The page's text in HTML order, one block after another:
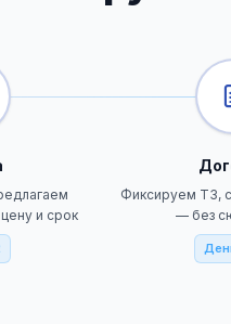
и срок
Фиксируем ТЗ,
— без